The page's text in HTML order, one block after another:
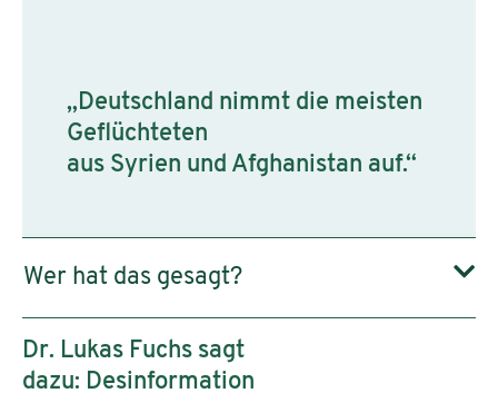
„Deutschland nimmt die meisten
Geflüchteten
aus Syrien und Afghanistan auf.“
Wer hat das gesagt?
Dr. Lukas Fuchs sagt
dazu: Desinformation